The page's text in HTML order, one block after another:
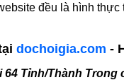
đều là hình
dochoigia.com -
64 Tỉnh/Thành Trong